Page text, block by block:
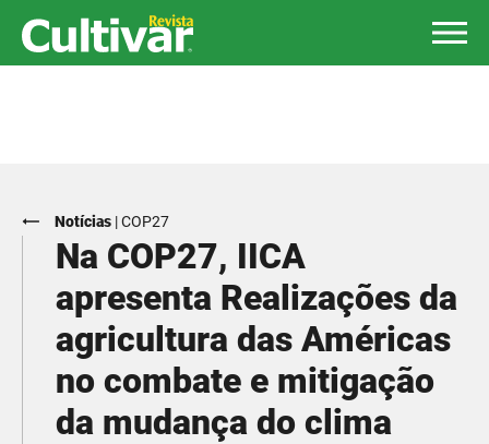
Notícias |COP27
Na COP27, IICA
apresenta Realizações da
agricultura das Américas
no combate e mitigação
da mudança do clima